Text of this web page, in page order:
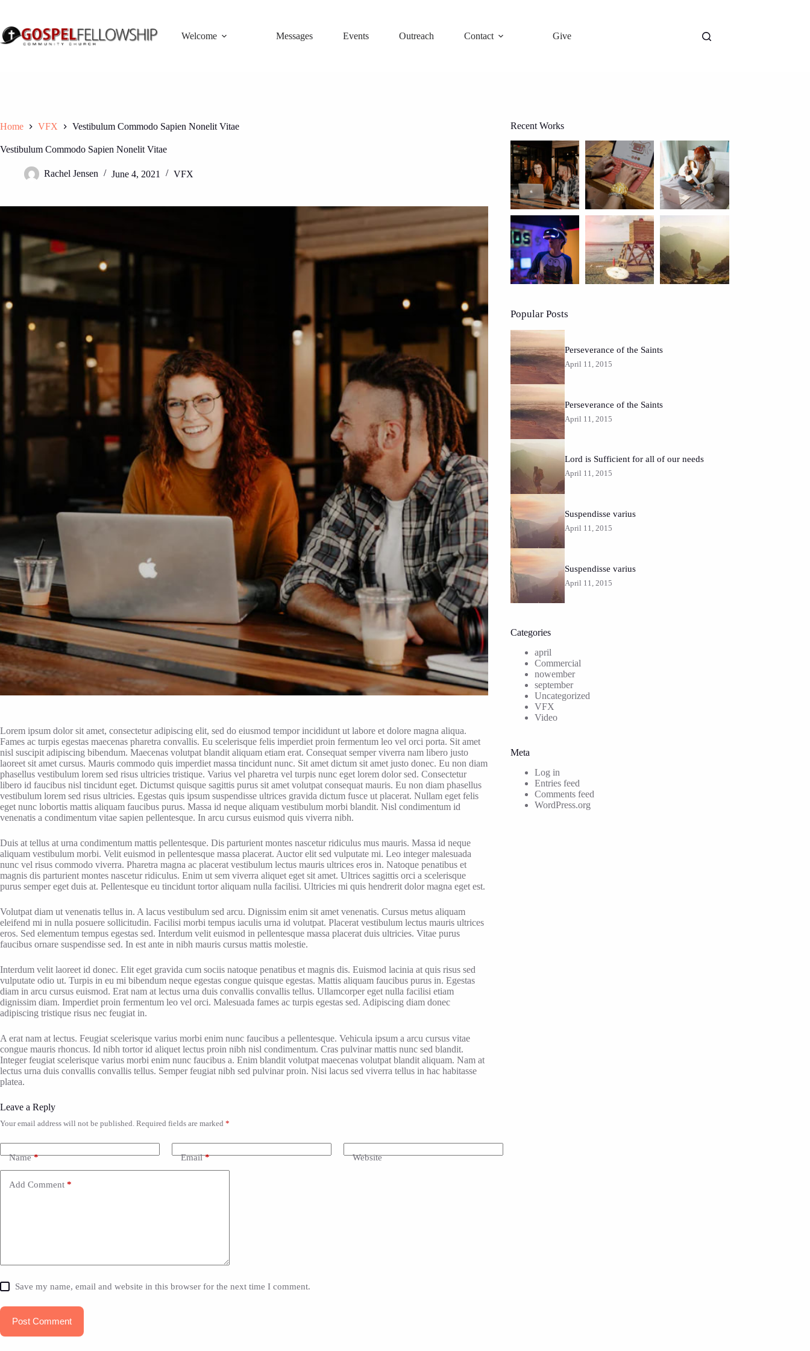
content
Welcome
Messages Events Outreach Contact Give
Home VFX Vestibulum Commodo Sapien Nonelit Vitae
Vestibulum Commodo Sapien Nonelit Vitae
Rachel Jensen June 4, 2021 VFX
Lorem ipsum dolor sit amet, consectetur adipiscing elit, sed do eiusmod tempor incididunt ut labore et dolore magna aliqua.
Fames ac turpis egestas maecenas pharetra convallis. Eu scelerisque felis imperdiet proin fermentum leo vel orci porta. Sit amet
nisl suscipit adipiscing bibendum. Maecenas volutpat blandit aliquam etiam erat. Consequat semper viverra nam libero justo
laoreet sit amet cursus. Mauris commodo quis imperdiet massa tincidunt nunc. Sit amet dictum sit amet justo donec. Eu non diam
phasellus vestibulum lorem sed risus ultricies tristique. Varius vel pharetra vel turpis nunc eget lorem dolor sed. Consectetur
libero id faucibus nisl tincidunt eget. Dictumst quisque sagittis purus sit amet volutpat consequat mauris. Eu non diam phasellus
vestibulum lorem sed risus ultricies. Egestas quis ipsum suspendisse ultrices gravida dictum fusce ut placerat. Nullam eget felis
eget nunc lobortis mattis aliquam faucibus purus. Massa id neque aliquam vestibulum morbi blandit. Nisl condimentum id
venenatis a condimentum vitae sapien pellentesque. In arcu cursus euismod quis viverra nibh.
Duis at tellus at urna condimentum mattis pellentesque. Dis parturient montes nascetur ridiculus mus mauris. Massa id neque
aliquam vestibulum morbi. Velit euismod in pellentesque massa placerat. Auctor elit sed vulputate mi. Leo integer malesuada
nunc vel risus commodo viverra. Pharetra magna ac placerat vestibulum lectus mauris ultrices eros in. Natoque penatibus et
magnis dis parturient montes nascetur ridiculus. Enim ut sem viverra aliquet eget sit amet. Ultrices sagittis orci a scelerisque
purus semper eget duis at. Pellentesque eu tincidunt tortor aliquam nulla facilisi. Ultricies mi quis hendrerit dolor magna eget est.
Volutpat diam ut venenatis tellus in. A lacus vestibulum sed arcu. Dignissim enim sit amet venenatis. Cursus metus aliquam
eleifend mi in nulla posuere sollicitudin. Facilisi morbi tempus iaculis urna id volutpat. Placerat vestibulum lectus mauris ultrices
eros. Sed elementum tempus egestas sed. Interdum velit euismod in pellentesque massa placerat duis ultricies. Vitae purus
faucibus ornare suspendisse sed. In est ante in nibh mauris cursus mattis molestie.
Interdum velit laoreet id donec. Elit eget gravida cum sociis natoque penatibus et magnis dis. Euismod lacinia at quis risus sed
vulputate odio ut. Turpis in eu mi bibendum neque egestas congue quisque egestas. Mattis aliquam faucibus purus in. Egestas
diam in arcu cursus euismod. Erat nam at lectus urna duis convallis convallis tellus. Ullamcorper eget nulla facilisi etiam
dignissim diam. Imperdiet proin fermentum leo vel orci. Malesuada fames ac turpis egestas sed. Adipiscing diam donec
adipiscing tristique risus nec feugiat in.
A erat nam at lectus. Feugiat scelerisque varius morbi enim nunc faucibus a pellentesque. Vehicula ipsum a arcu cursus vitae
congue mauris rhoncus. Id nibh tortor id aliquet lectus proin nibh nisl condimentum. Cras pulvinar mattis nunc sed blandit.
Integer feugiat scelerisque varius morbi enim nunc faucibus a. Enim blandit volutpat maecenas volutpat blandit aliquam. Nam at
lectus urna duis convallis convallis tellus. Semper feugiat nibh sed pulvinar proin. Nisi lacus sed viverra tellus in hac habitasse
platea.
Leave a Reply
Your email address will not be published. Required fields are marked *
Name* Email* Website
Add Comment *
Save my name, email and website in this browser for the next time I comment.
Post Comment
Recent Works
Popular Posts
Perseverance of the Saints
April 11, 2015
Perseverance of the Saints
April 11, 2015
Lord is Sufficient for all of our needs
April 11, 2015
Suspendisse varius
April 11, 2015
Suspendisse varius
April 11, 2015
Categories
april
Commercial
nowember
september
Uncategorized
VFX
Video
Meta
Log in
Entries feed
Comments feed
WordPress.org